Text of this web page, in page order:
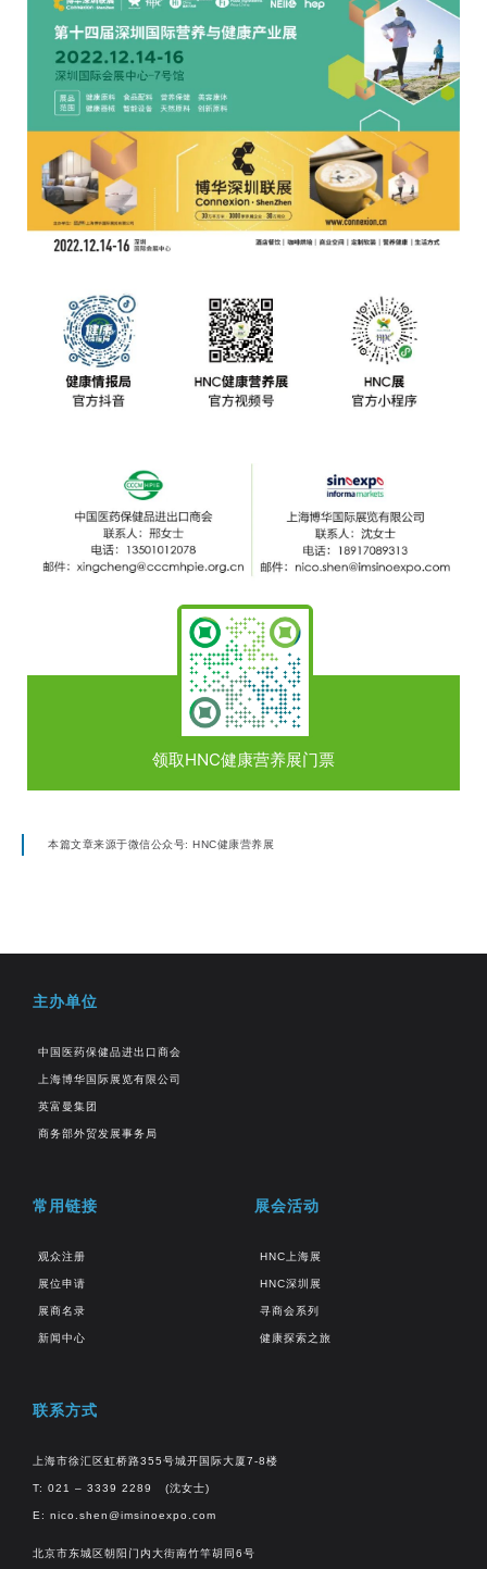
领取HNC健康营养展门票
本篇文章来源于微信公众号: HNC健康营养展
主办单位
中国医药保健品进出口商会
上海博华国际展览有限公司
英富曼集团
商务部外贸发展事务局
常用链接
观众注册
展位申请
展商名录
新闻中心
展会活动
HNC上海展
HNC深圳展
寻商会系列
健康探索之旅
联系方式
上海市徐汇区虹桥路355号城开国际大厦7-8楼
T: 021 – 3339 2289 (沈女士)
E: nico.shen@imsinoexpo.com
北京市东城区朝阳门内大街南竹竿胡同6号